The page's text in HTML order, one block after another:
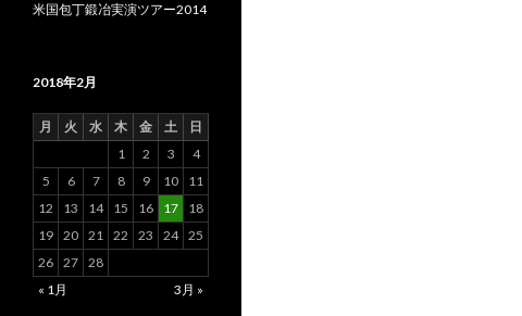
米国包丁鍛冶実演ツアー2014
2018年2月
月 火 水 木 金 土
日
1
2 3
4
5
6 7 8 9 10
11
12
13 14 15 16 17
18
19 20 21 22 23 24 25
26 27 28
« 1月
3月 »